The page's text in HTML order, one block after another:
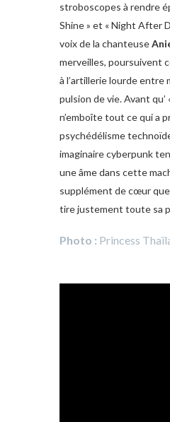
stroboscopes à rendre
Shine » et « Night After
voix de la chanteuse
merveilles, poursuivent
à l’artillerie lourde entre
pulsion de vie. Avant qu’
n’emboîte tout ce qui a
psychédélisme
imaginaire cyberpunk
une âme dans cette
supplément de cœur
tire justement toute sa
Photo : Princess